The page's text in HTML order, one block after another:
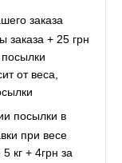
заказа
+ 25 грн
от веса,
посылки в
при весе
кг + 4грн за